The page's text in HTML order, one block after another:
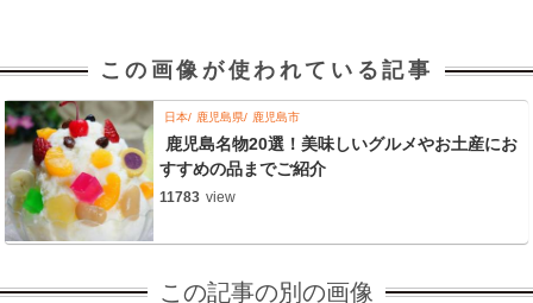
この画像が使われている記事
日本 鹿児島県 鹿児島市
鹿児島名物20選！美味しいグルメやお土産にお
すすめの品までご紹介
11783 view
この記事の別の画像